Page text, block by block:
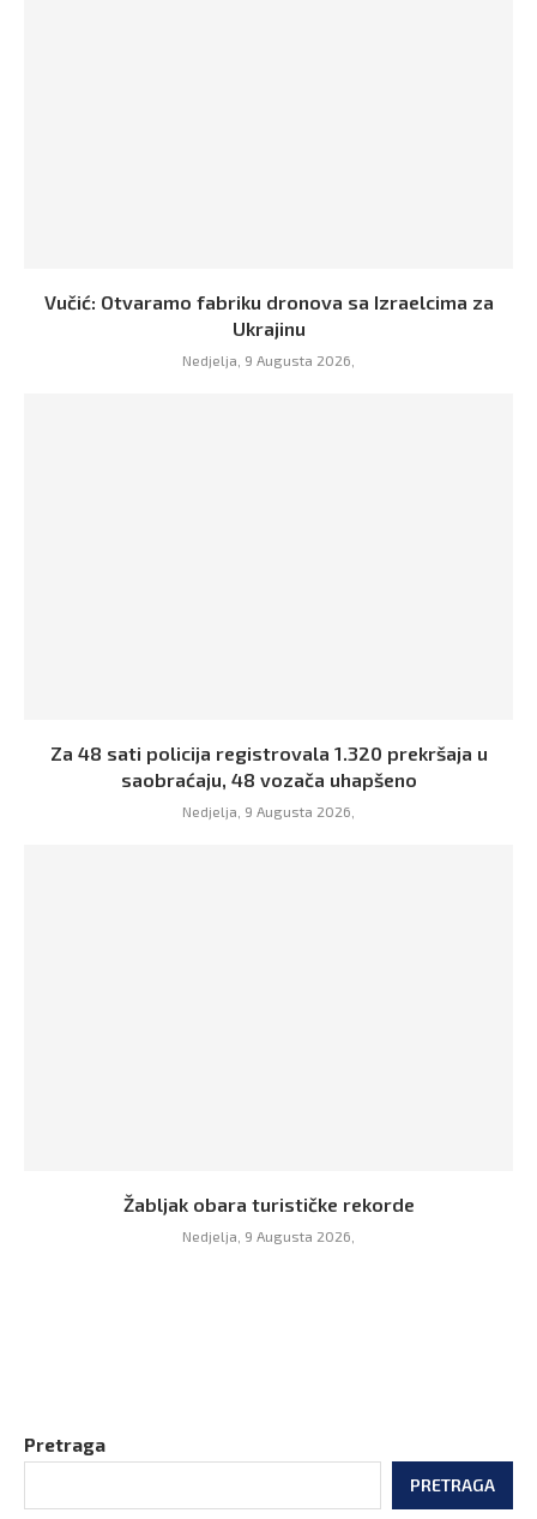
Vučić: Otvaramo fabriku dronova sa Izraelcima za
Ukrajinu
Nedjelja, 9 Augusta 2026,
Za 48 sati policija registrovala 1.320 prekršaja u
saobraćaju, 48 vozača uhapšeno
Nedjelja, 9 Augusta 2026,
Žabljak obara turističke rekorde
Nedjelja, 9 Augusta 2026,
Pretraga
PRETRAGA